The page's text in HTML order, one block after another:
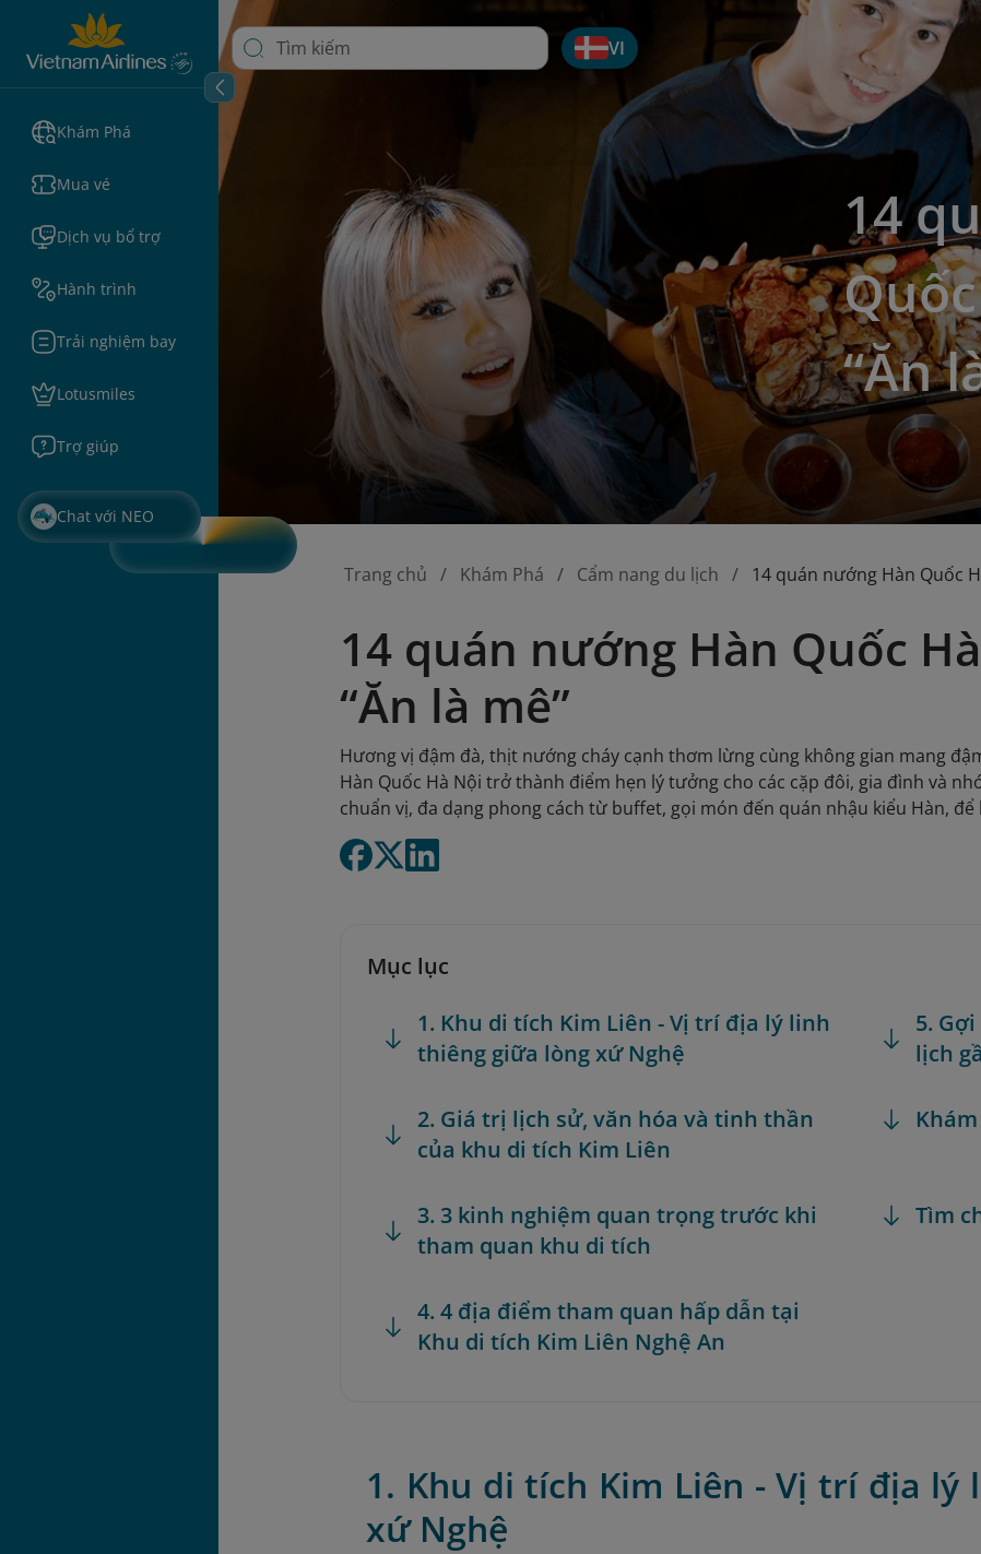
Khám Phá
Mua vé
Dịch vụ bổ trợ
Hành trình
Trải nghiệm bay
Lotusmiles
Trợ giúp
Chat với NEO
VI
14
“Ăn
Trang chủ Khám Phá Cẩm nang du lịch 14 quán nướng Hàn Quốc
14 quán nướng Hàn Quốc
“Ăn là mê”
Hương vị đậm đà, thịt nướng cháy cạnh thơm lừng cùng không gian mang
Hàn Quốc Hà Nội trở thành điểm hẹn lý tưởng cho các cặp đôi, gia đình và
chuẩn vị, đa dạng phong cách từ buffet, gọi món đến quán nhậu kiểu Hàn, để
Mục lục
1. Khu di tích Kim Liên - Vị trí địa lý linh
thiêng giữa lòng xứ Nghệ
2. Giá trị lịch sử, văn hóa và tinh thần
của khu di tích Kim Liên
3. 3 kinh nghiệm quan trọng trước khi
tham quan khu di tích
4. 4 địa điểm tham quan hấp dẫn tại
Khu di tích Kim Liên Nghệ An
5.
lịch
Tìm
1. Khu di tích Kim Liên - Vị trí địa
xứ Nghệ